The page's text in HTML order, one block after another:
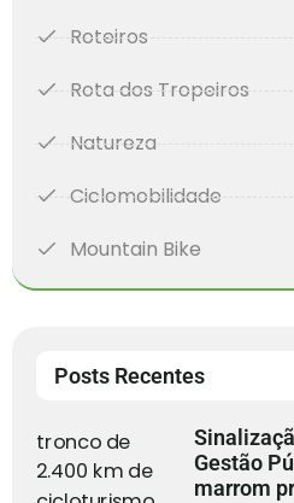
Roteiros
Rota dos Tropeiros
Natureza
Ciclomobilidade
Mountain Bike
Posts Recentes
Gestão
marrom